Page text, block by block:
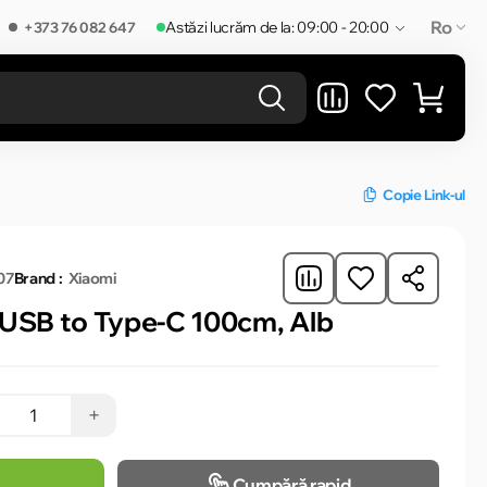
+373 76 082 647 Astăzi lucrăm de la: 09:00 - 20:00 Ro
Copie Link-ul
Brand : Xiaomi
to Type-C 100cm, Alb
+